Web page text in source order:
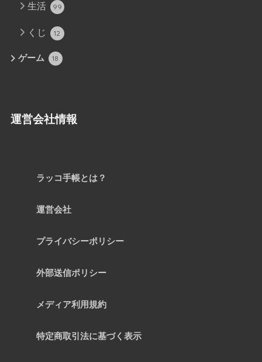
生活 99
くじ 12
ゲーム 18
運営会社情報
ラッコ手帳とは？
運営会社
プライバシーポリシー
外部送信ポリシー
メディア利用規約
特定商取引法に基づく表示